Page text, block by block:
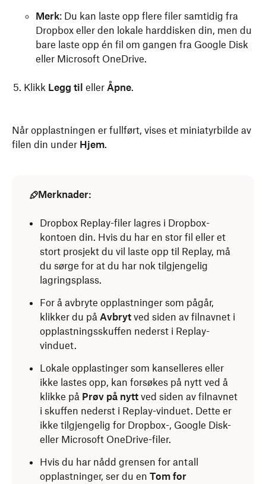
Merk: Du kan laste opp flere filer samtidig fra
Dropbox eller den lokale harddisken din, men du
bare laste opp én fil om gangen fra Google Disk
eller Microsoft OneDrive.
Klikk Legg til eller Åpne.
Når opplastningen er fullført, vises et miniatyrbilde av
filen din under Hjem.
Merknader:
Dropbox Replay-filer lagres i Dropbox-
kontoen din. Hvis du har en stor fil eller et
stort prosjekt du vil laste opp til Replay, må
du sørge for at du har nok tilgjengelig
lagringsplass.
For å avbryte opplastninger som pågår,
klikker du på Avbryt ved siden av filnavnet i
opplastningsskuffen nederst i Replay-
vinduet.
Lokale opplastinger som kanselleres eller
ikke lastes opp, kan forsøkes på nytt ved å
klikke på Prøv på nytt ved siden av filnavnet
i skuffen nederst i Replay-vinduet. Dette er
ikke tilgjengelig for Dropbox-, Google Disk-
eller Microsoft OneDrive-filer.
Hvis du har nådd grensen for antall
opplastninger, ser du en Tom for